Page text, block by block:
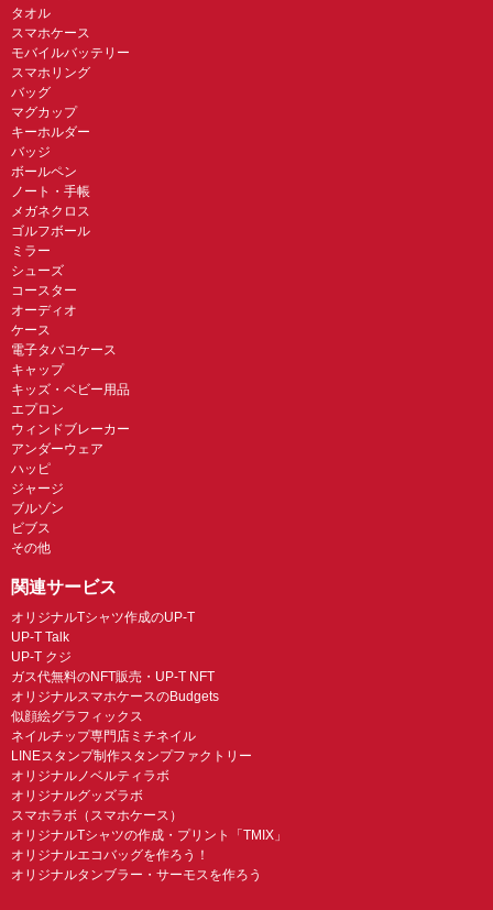
タオル
スマホケース
モバイルバッテリー
スマホリング
バッグ
マグカップ
キーホルダー
バッジ
ボールペン
ノート・手帳
メガネクロス
ゴルフボール
ミラー
シューズ
コースター
オーディオ
ケース
電子タバコケース
キャップ
キッズ・ベビー用品
エプロン
ウィンドブレーカー
アンダーウェア
ハッピ
ジャージ
ブルゾン
ビブス
その他
関連サービス
オリジナルTシャツ作成のUP-T
UP-T Talk
UP-T クジ
ガス代無料のNFT販売・UP-T NFT
オリジナルスマホケースのBudgets
似顔絵グラフィックス
ネイルチップ専門店ミチネイル
LINEスタンプ制作スタンプファクトリー
オリジナルノベルティラボ
オリジナルグッズラボ
スマホラボ（スマホケース）
オリジナルTシャツの作成・プリント「TMIX」
オリジナルエコバッグを作ろう！
オリジナルタンブラー・サーモスを作ろう